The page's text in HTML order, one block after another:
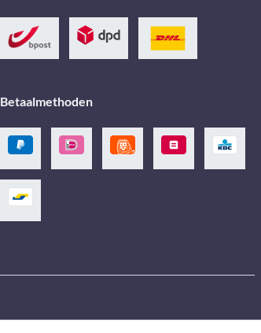
Betaalmethoden